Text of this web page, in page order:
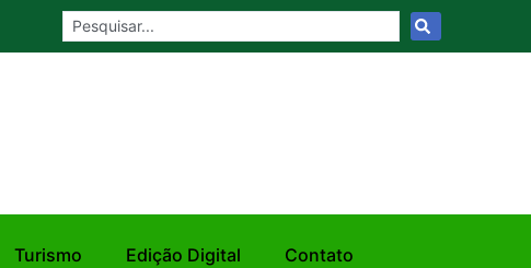
Turismo Edição Digital Contato